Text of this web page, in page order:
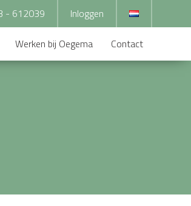
- 612039 Inloggen
Werken bij Oegema Contact